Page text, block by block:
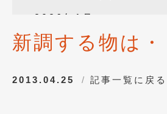
2026年1月
2025年12月(3)
新調する物は・
2013.04.25 記事一覧に戻る